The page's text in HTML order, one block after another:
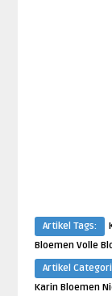
Artikel Tags:
Bloemen Volle
Artikel
Karin Bloemen